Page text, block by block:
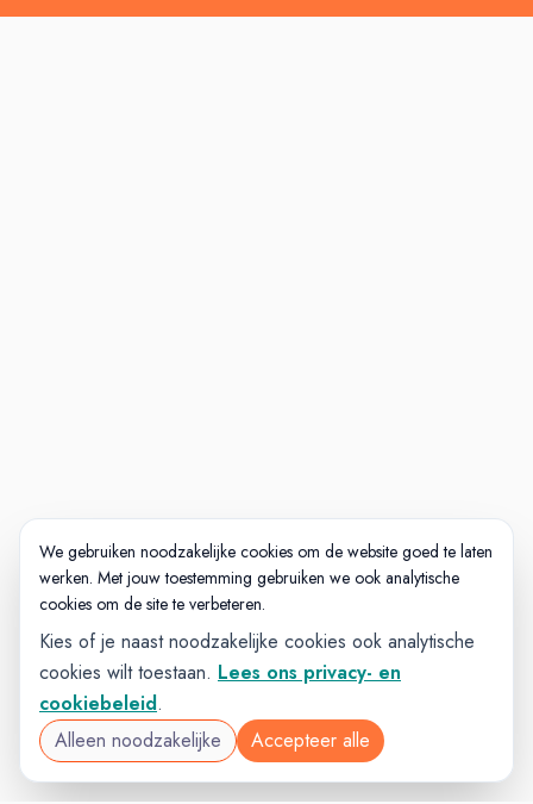
We gebruiken noodzakelijke cookies om de website goed te laten
werken. Met jouw toestemming gebruiken we ook analytische
cookies om de site te verbeteren.
Kies of je naast noodzakelijke cookies ook analytische
cookies wilt toestaan. Lees ons privacy- en
cookiebeleid.
Alleen noodzakelijke
Accepteer alle